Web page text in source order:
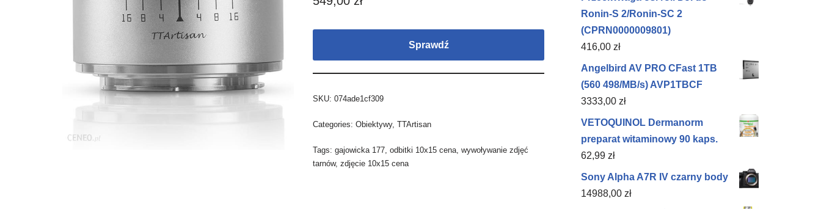
Sprawdź
SKU:074ade1cf309
Categories:Obiektywy,TTArtisan
Tags:gajowicka 177,odbitki 10x15 cena,wywoływanie zdjęć
tarnów,zdjęcie 10x15 cena
Ronin-S 2/Ronin-SC 2
(CPRN0000009801)
416,00 zł
Angelbird AV PRO CFast 1TB
(560 498/MB/s) AVP1TBCF
3333,00 zł
VETOQUINOL Dermanorm
preparat witaminowy 90 kaps.
62,99 zł
Sony Alpha A7R IV czarny body
14988,00 zł